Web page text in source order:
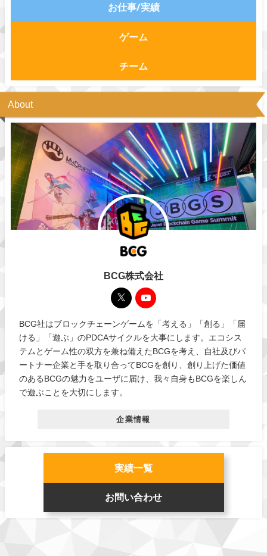
お仕事/実績
ゲーム
チーム
About
BCG株式会社
BCG社はブロックチェーンゲームを「考える」「創る」「届
ける」「遊ぶ」のPDCAサイクルを大事にします。エコシス
テムとゲーム性の双方を兼ね備えたBCGを考え、自社及びパ
ートナー企業と手を取り合ってBCGを創り、創り上げた価値
のあるBCGの魅力をユーザに届け、我々自身もBCGを楽しん
で遊ぶことを大切にします。
企業情報
実績一覧
お問い合わせ